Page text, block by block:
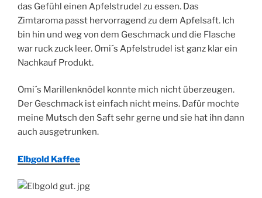
das Gefühl einen Apfelstrudel zu essen. Das
Zimtaroma passt hervorragend zu dem Apfelsaft. Ich
bin hin und weg von dem Geschmack und die Flasche
war ruck zuck leer. Omi´s Apfelstrudel ist ganz klar ein
Nachkauf Produkt.
Omi´s Marillenknödel konnte mich nicht überzeugen.
Der Geschmack ist einfach nicht meins. Dafür mochte
meine Mutsch den Saft sehr gerne und sie hat ihn dann
auch ausgetrunken.
Elbgold Kaffee